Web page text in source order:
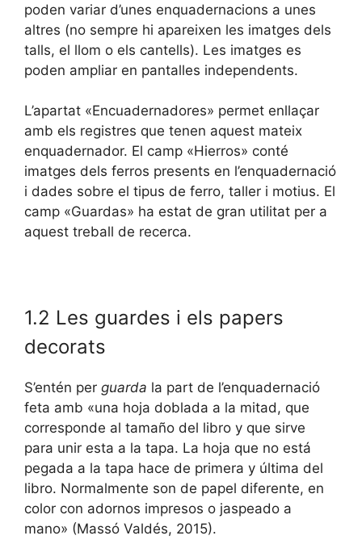
poden variar d’unes enquadernacions a unes
altres (no sempre hi apareixen les imatges dels
talls, el llom o els cantells). Les imatges es
poden ampliar en pantalles independents.
L’apartat «Encuadernadores» permet enllaçar
amb els registres que tenen aquest mateix
enquadernador. El camp «Hierros» conté
imatges dels ferros presents en l’enquadernació
i dades sobre el tipus de ferro, taller i motius. El
camp «Guardas» ha estat de gran utilitat per a
aquest treball de recerca.
1.2 Les guardes i els papers
decorats
S’entén per guarda la part de l’enquadernació
feta amb «una hoja doblada a la mitad, que
corresponde al tamaño del libro y que sirve
para unir esta a la tapa. La hoja que no está
pegada a la tapa hace de primera y última del
libro. Normalmente son de papel diferente, en
color con adornos impresos o jaspeado a
mano» (Massó Valdés, 2015).